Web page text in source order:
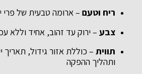
ריח וטעם– ארומה טבעית של פרי
צבע – ירוק עד זהוב, אחיד וללא
תווית– כוללת אזור גידול, תאריך
ותהליך ההפקה